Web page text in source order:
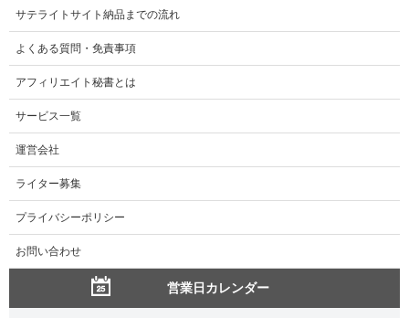
サテライトサイト納品までの流れ
よくある質問・免責事項
アフィリエイト秘書とは
サービス一覧
運営会社
ライター募集
プライバシーポリシー
お問い合わせ
営業日カレンダー